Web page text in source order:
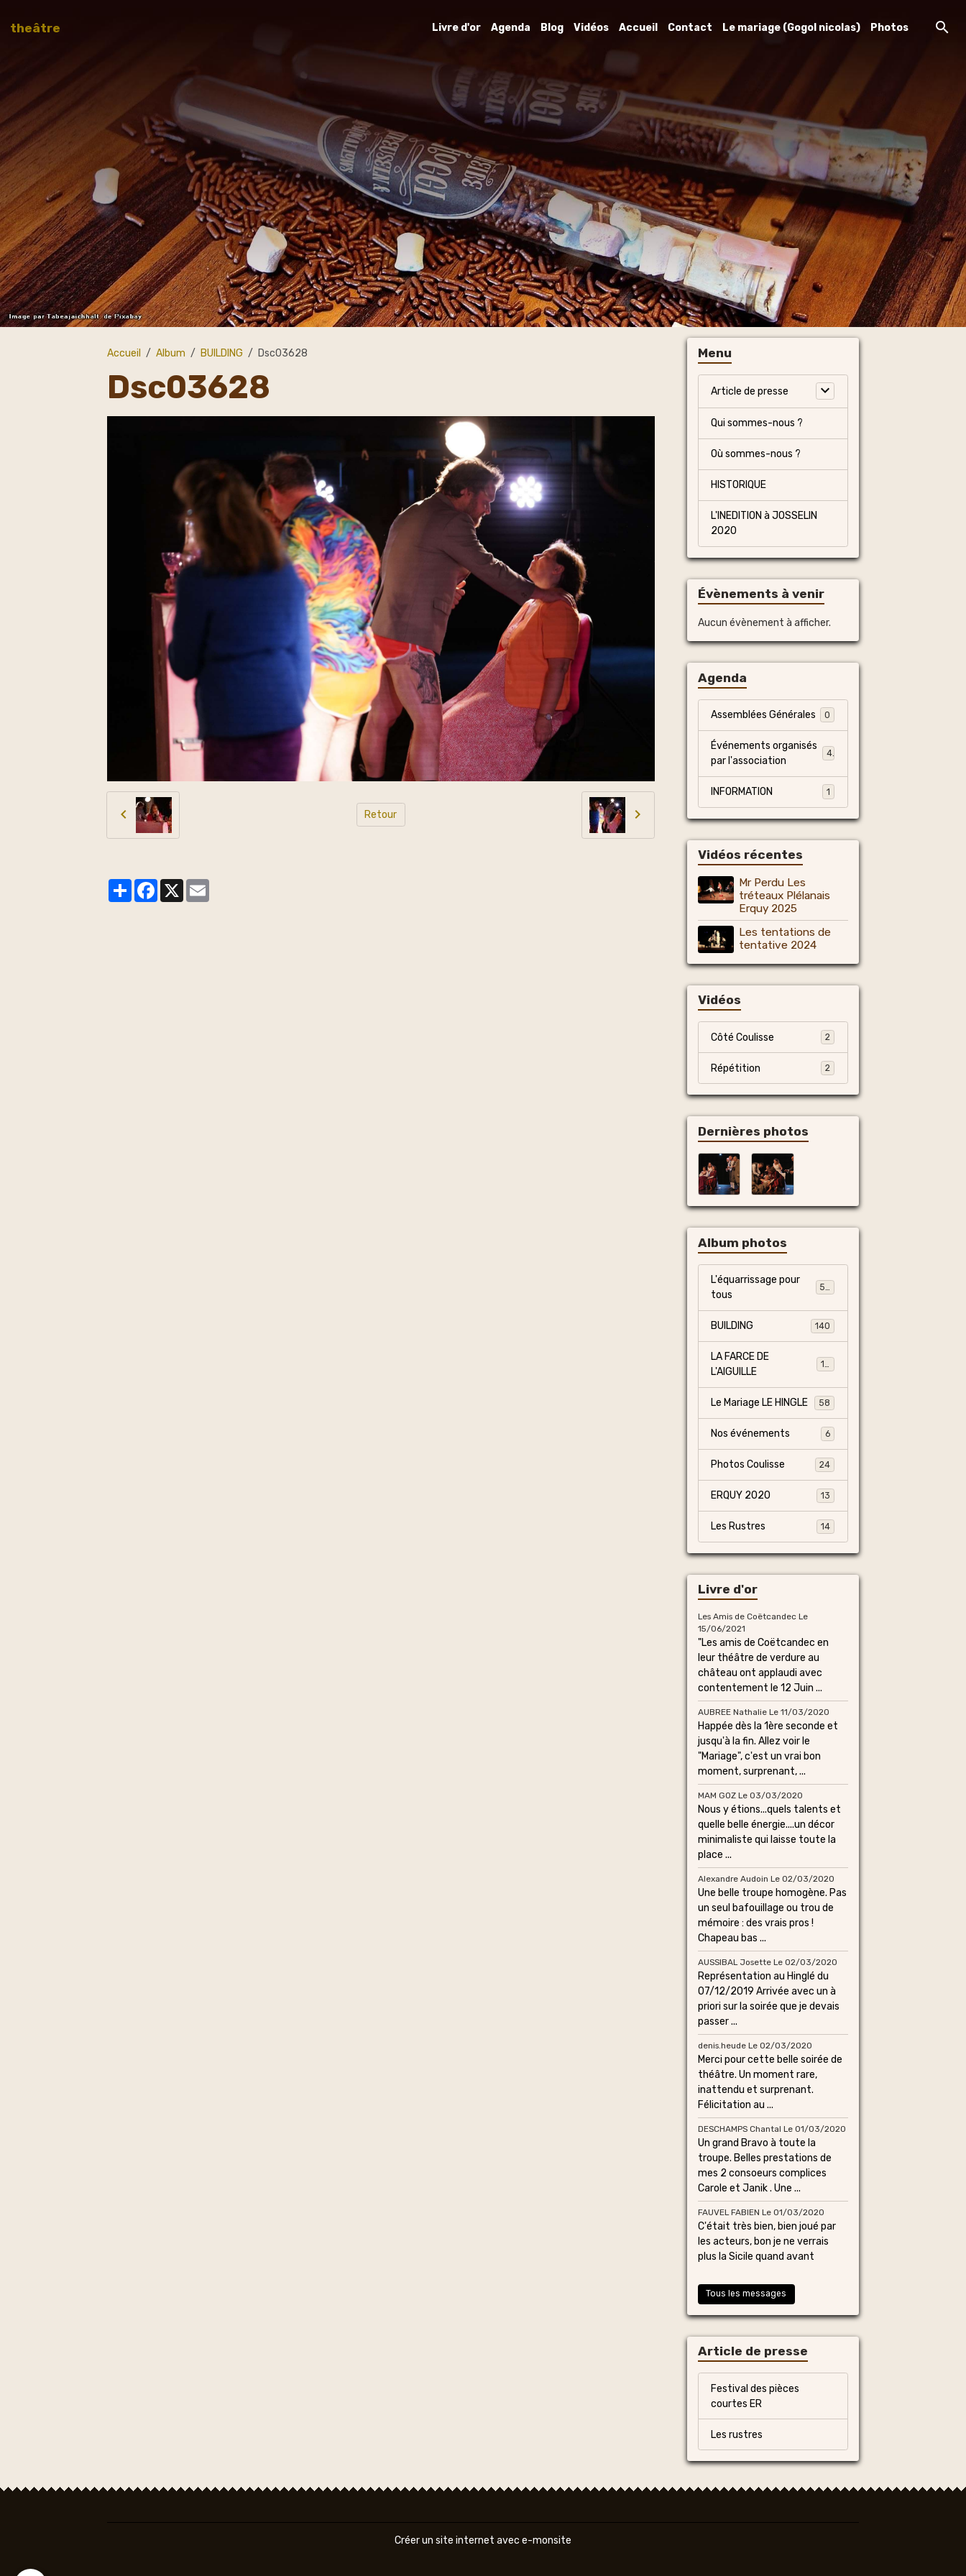
theâtre Livre d'or Agenda Blog Vidéos Accueil Contact Le mariage (Gogol nicolas) Photos
Accueil Album BUILDING Dsc03628
Dsc03628
Retour
PartagerFacebook
X
Menu
Article de presse
Qui sommes-nous ?
Où sommes-nous ?
HISTORIQUE
L'INEDITION à JOSSELIN
2020
Évènements à venir
Aucun évènement à afficher.
Agenda
Assemblées Générales 0
Événements organisés
par l'association
4
INFORMATION 1
Vidéos récentes
Mr Perdu Les
tréteaux Plélanais
Erquy 2025
Les tentations de
tentative 2024
Vidéos
Côté Coulisse 2
Répétition 2
Dernières photos
Album photos
L'équarrissage pour
tous
55
BUILDING 140
LA FARCE DE
L'AIGUILLE
13
Le Mariage LE HINGLE 58
Nos événements 6
Photos Coulisse 24
ERQUY 2020 13
Les Rustres 14
Livre d'or
Les Amis de Coëtcandec Le
15/06/2021
"Les amis de Coëtcandec en
leur théâtre de verdure au
château ont applaudi avec
contentement le 12 Juin ...
AUBREE Nathalie Le 11/03/2020
Happée dès la 1ère seconde et
jusqu'à la fin. Allez voir le
"Mariage", c'est un vrai bon
moment, surprenant, ...
MAM GOZ Le 03/03/2020
Nous y étions...quels talents et
quelle belle énergie....un décor
minimaliste qui laisse toute la
place ...
Alexandre Audoin Le 02/03/2020
Une belle troupe homogène. Pas
un seul bafouillage ou trou de
mémoire : des vrais pros !
Chapeau bas ...
AUSSIBAL Josette Le 02/03/2020
Représentation au Hinglé du
07/12/2019 Arrivée avec un à
priori sur la soirée que je devais
passer ...
denis.heude Le 02/03/2020
Merci pour cette belle soirée de
théâtre. Un moment rare,
inattendu et surprenant.
Félicitation au ...
DESCHAMPS Chantal Le 01/03/2020
Un grand Bravo à toute la
troupe. Belles prestations de
mes 2 consoeurs complices
Carole et Janik . Une ...
FAUVEL FABIEN Le 01/03/2020
C'était très bien, bien joué par
les acteurs, bon je ne verrais
plus la Sicile quand avant
Tous les messages
Article de presse
Festival des pièces
courtes ER
Les rustres
Créer un site internet avec e-monsite